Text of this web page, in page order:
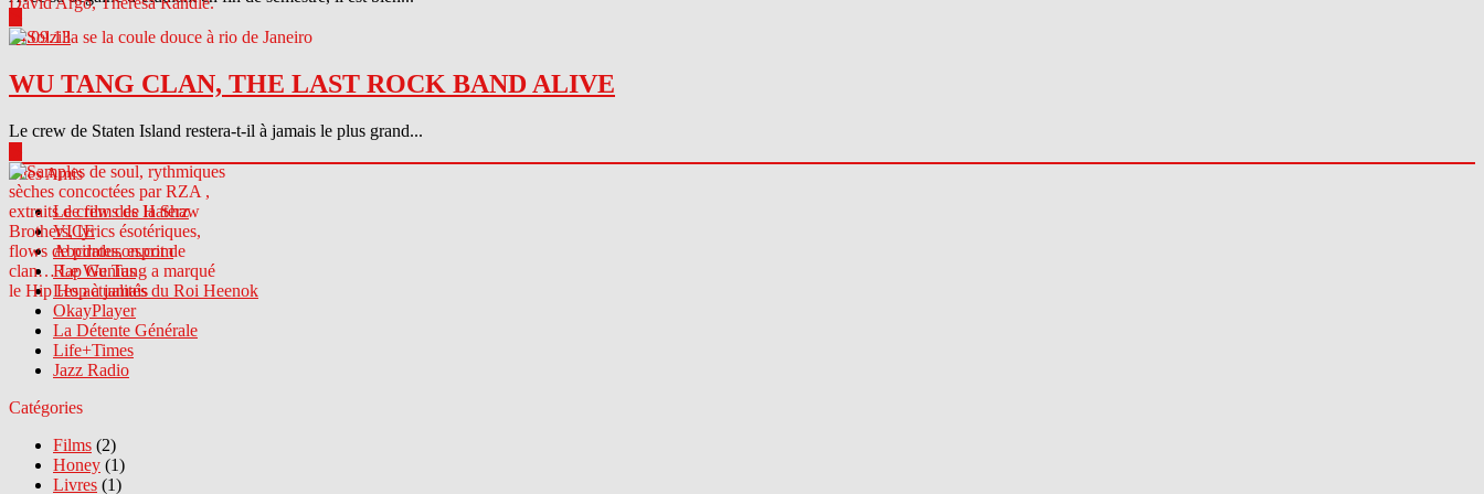
04.09.13
WU TANG CLAN, THE LAST ROCK BAND ALIVE
Le crew de Staten Island restera-t-il à jamais le plus grand...
Sites Amis
Le crew des Haterz
VICE
Abcdrduson.com
Rap Genius
Les actualités du Roi Heenok
OkayPlayer
La Détente Générale
Life+Times
Jazz Radio
Catégories
Films (2)
Honey (1)
Livres (1)